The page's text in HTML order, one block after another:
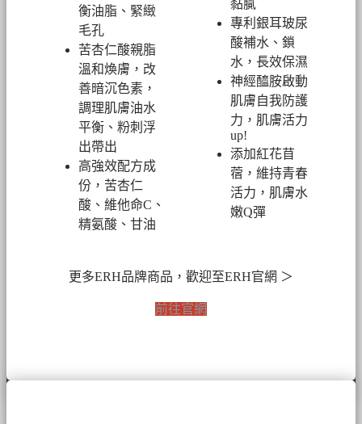
衡油脂、緊緻
毛孔
苦杏仁酸親脂
溫和煥膚，改
善暗沉色素，
調理肌膚油水
平衡、粉刺浮
出帶出
高強效配方成
份，苦杏仁
酸、維他命C、
精氨酸、甘油
黏膩
專利銀耳玻尿
酸補水、鎖
水，長效保濕
神經醯胺啟動
肌膚自我防護
力，肌膚活力
up!
添加紅花苜
蓿，維持青春
活力，肌膚水
嫩Q彈
更多ERH品牌商品，歡迎至ERH官網 ＞
前往官網